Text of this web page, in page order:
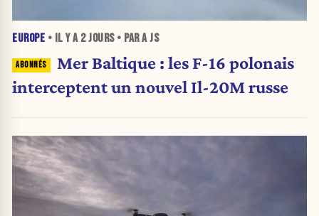
EUROPE • IL Y A 2 JOURS• PAR A JS
Mer Baltique : les F-16 polonais
interceptent un nouvel Il-20M russe